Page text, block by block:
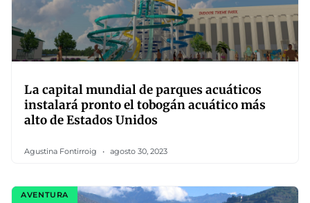
La capital mundial de parques acuáticos
instalará pronto el tobogán acuático más
alto de Estados Unidos
Agustina Fontirroig agosto 30, 2023
AVENTURA